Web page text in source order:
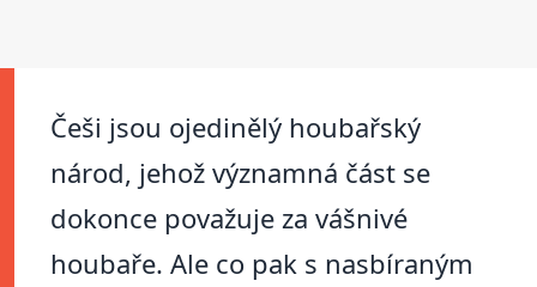
Češi jsou ojedinělý houbařský
národ, jehož významná část se
dokonce považuje za vášnivé
houbaře. Ale co pak s nasbíraným